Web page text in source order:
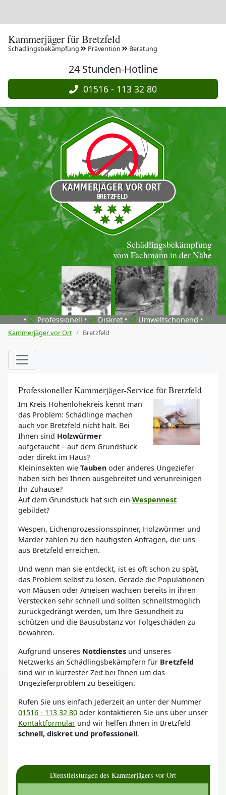
Kammerjäger für Bretzfeld
Schädlingsbekämpfung Prävention Beratung
24 Stunden-Hotline
01516 - 113 32 80
Schädlingsbekämpfung
vom Fachmann in der Nähe
• Professionell • Diskret • Umweltschonend •
Kammerjäger vor Ort Bretzfeld
Professioneller Kammerjäger-Service für Bretzfeld
Im Kreis Hohenlohekreis kennt man
das Problem: Schädlinge machen
auch vor Bretzfeld nicht halt. Bei
Ihnen sind Holzwürmer
aufgetaucht – auf dem Grundstück
oder direkt im Haus?
Kleininsekten wie Tauben oder anderes Ungeziefer
haben sich bei Ihnen ausgebreitet und verunreinigen
Ihr Zuhause?
Auf dem Grundstück hat sich ein Wespennest
gebildet?
Wespen, Eichenprozessionsspinner, Holzwürmer und
Marder zählen zu den häufigsten Anfragen, die uns
aus Bretzfeld erreichen.
Und wenn man sie entdeckt, ist es oft schon zu spät,
das Problem selbst zu lösen. Gerade die Populationen
von Mäusen oder Ameisen wachsen bereits in ihren
Verstecken sehr schnell und sollten schnellstmöglich
zurückgedrängt werden, um Ihre Gesundheit zu
schützen und die Bausubstanz vor Folgeschäden zu
bewahren.
Aufgrund unseres Notdienstes und unseres
Netzwerks an Schädlingsbekämpfern für Bretzfeld
sind wir in kürzester Zeit bei Ihnen um das
Ungezieferproblem zu beseitigen.
Rufen Sie uns einfach jederzeit an unter der Nummer
01516 - 113 32 80 oder kontaktieren Sie uns über unser
Kontaktformular und wir helfen Ihnen in Bretzfeld
schnell, diskret und professionell.
Dienstleistungen des Kammerjägers vor Ort